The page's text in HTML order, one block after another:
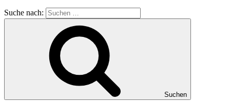
Suche nach:
Suchen